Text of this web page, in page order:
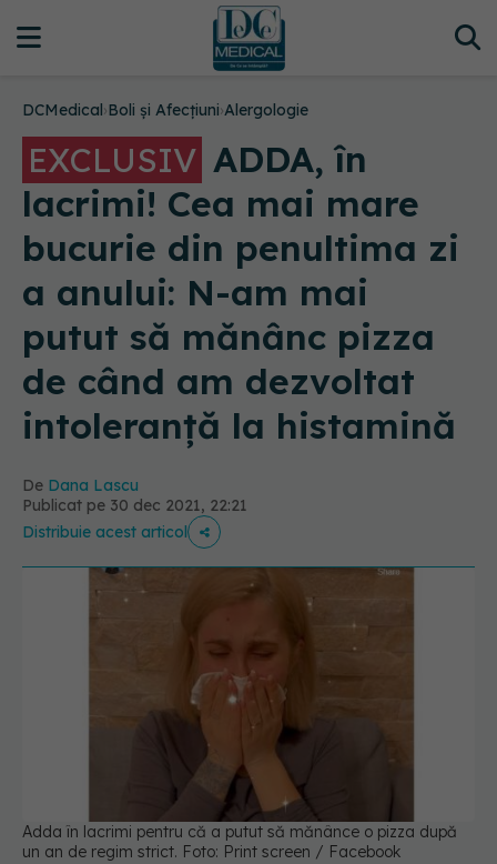
DCMedical›Boli și Afecțiuni›Alergologie
EXCLUSIV ADDA, în
lacrimi! Cea mai mare
bucurie din penultima zi
a anului: N-am mai
putut să mănânc pizza
de când am dezvoltat
intoleranță la histamină
De Dana Lascu
Publicat pe 30 dec 2021, 22:21
Distribuie acest articol
Adda în lacrimi pentru că a putut să mănânce o pizza după
un an de regim strict. Foto: Print screen / Facebook